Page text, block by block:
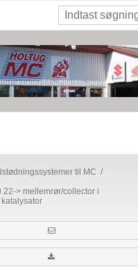
til MC /
22-> mellemrør/collector i